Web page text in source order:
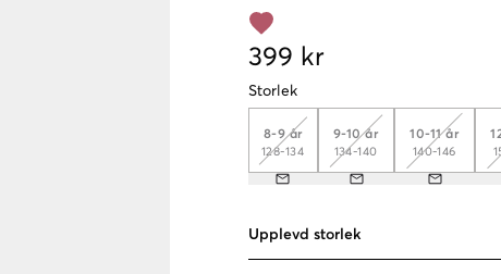
399 kr
Storlek
8-9 år
128-134
9-10 år
134-140
10-11 år
140-146
Upplevd storlek